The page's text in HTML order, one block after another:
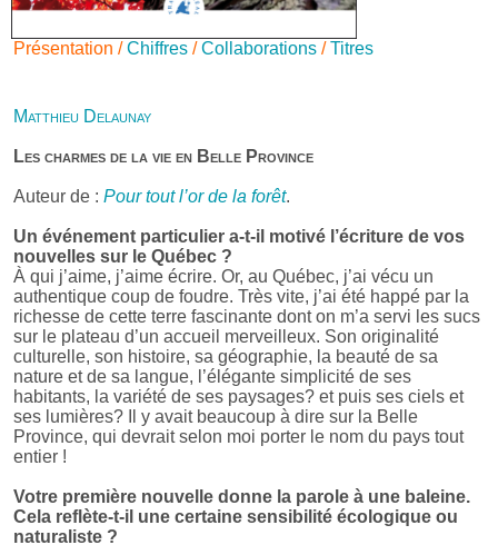
Présentation /Chiffres /Collaborations /Titres
Matthieu Delaunay
Les charmes de la vie en Belle Province
Auteur de : Pour tout l’or de la forêt.
Un événement particulier a-t-il motivé l’écriture de vos
nouvelles sur le Québec ?
À qui j’aime, j’aime écrire. Or, au Québec, j’ai vécu un
authentique coup de foudre. Très vite, j’ai été happé par la
richesse de cette terre fascinante dont on m’a servi les sucs
sur le plateau d’un accueil merveilleux. Son originalité
culturelle, son histoire, sa géographie, la beauté de sa
nature et de sa langue, l’élégante simplicité de ses
habitants, la variété de ses paysages? et puis ses ciels et
ses lumières? Il y avait beaucoup à dire sur la Belle
Province, qui devrait selon moi porter le nom du pays tout
entier !
Votre première nouvelle donne la parole à une baleine.
Cela reflète-t-il une certaine sensibilité écologique ou
naturaliste ?